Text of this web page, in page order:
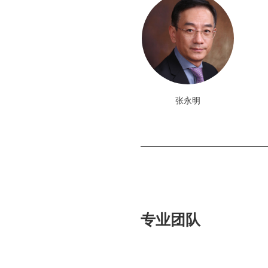
张永明
专业团队